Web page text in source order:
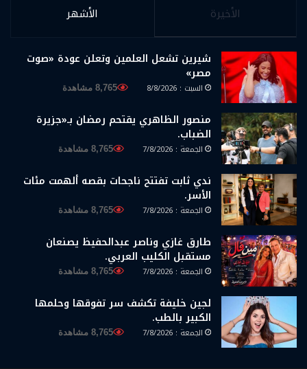
الأخيرة الأشهر
شيرين تشعل العلمين وتعلن عودة «صوت
مصر»
السبت : 8/8/2026 8,765 مشاهدة
منصور الظاهري يقتحم رمضان بـ«جزيرة
الضباب.
الجمعة : 7/8/2026 8,765 مشاهدة
ندي ثابت تفتتح ناجحات بقصه ألهمت مئات
الأسر.
الجمعة : 7/8/2026 8,765 مشاهدة
طارق غازي وناصر عبدالحفيظ يصنعان
مستقبل الكليب العربي.
الجمعة : 7/8/2026 8,765 مشاهدة
لجين خليفة تكشف سر تفوقها وحلمها
الكبير بالطب.
الجمعة : 7/8/2026 8,765 مشاهدة